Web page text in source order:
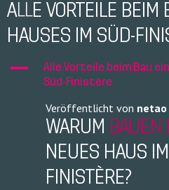
ALLE VORTEILE
HAUSES IM SÜD-
A
Alle Vorteile beim Bau
Süd-Finistère
Veröffentlicht von netao
WARUM BAUEN
NEUES HAUS
FINISTÈRE?